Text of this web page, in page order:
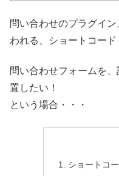
問い合わせのプラグイ
われる、ショートコード
問い合わせフォームを
置したい！
という場合・・・
ショートコ